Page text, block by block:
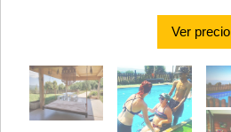
Ver precio